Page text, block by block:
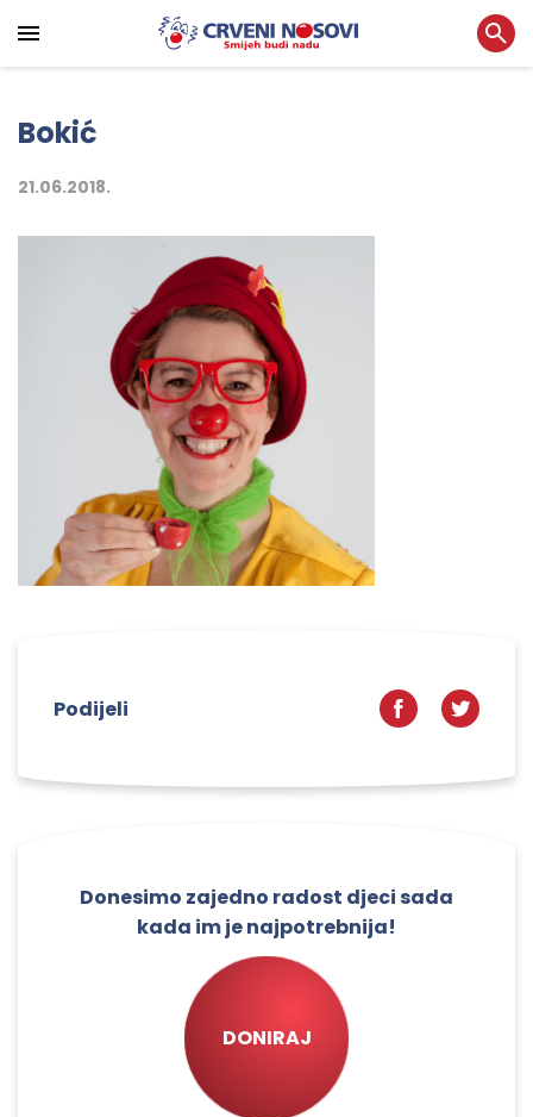
Bokić
21.06.2018.
Podijeli
Donesimo zajedno radost djeci sada
kada im je najpotrebnija!
DONIRAJ